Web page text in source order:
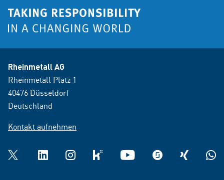
Rheinmetall AG
Rheinmetall Platz 1
40476 Düsseldorf
Deutschland
Kontakt aufnehmen
Twitter LinkedInInstagramkununu YouTube glassdoorXING